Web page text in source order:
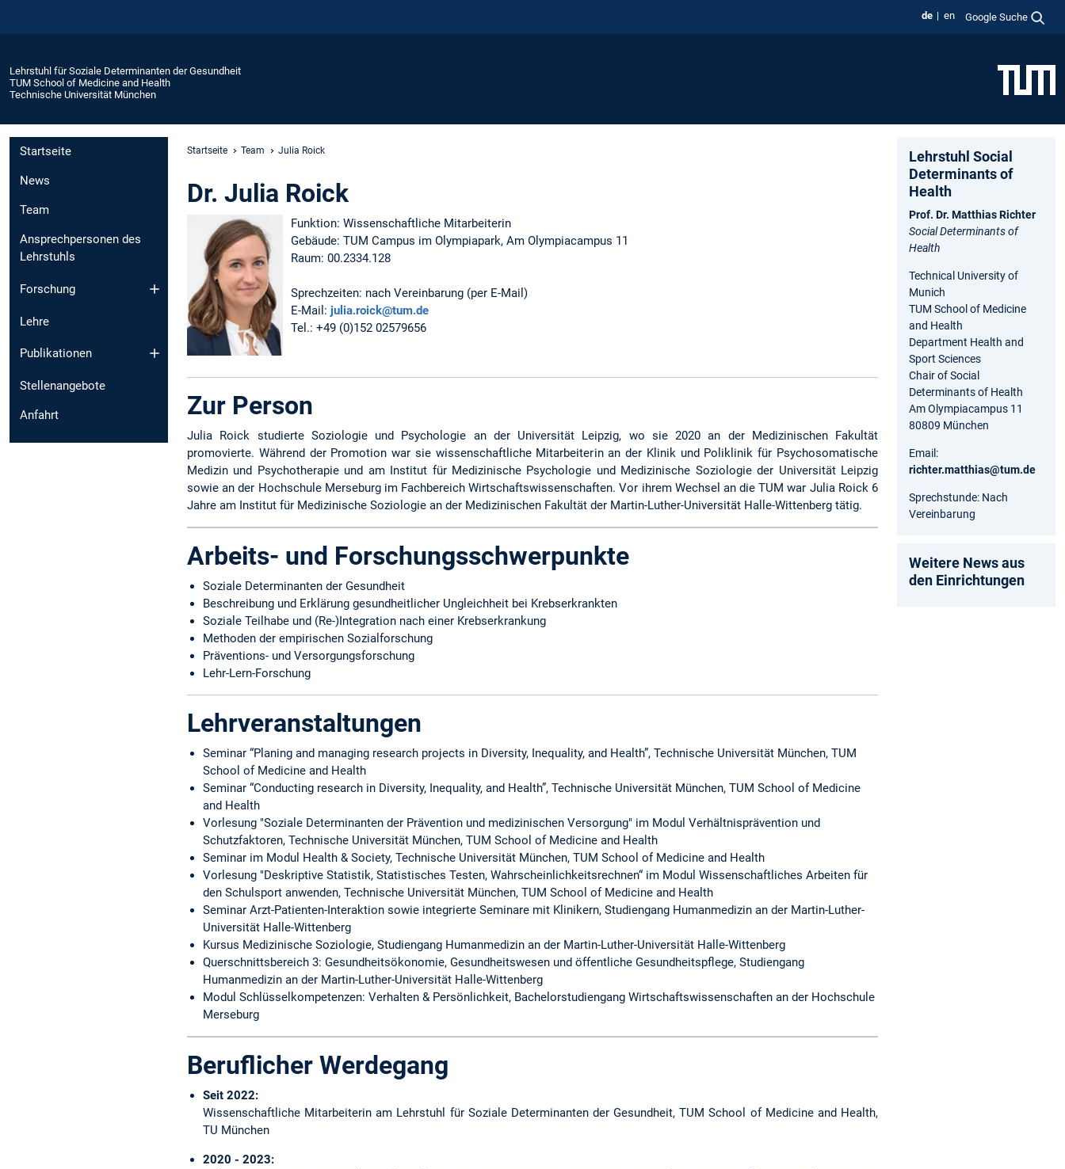
de en Google Suche
Lehrstuhl für Soziale Determinanten der Gesundheit
TUM School of Medicine and Health
Technische Universität München
Startseite
News
Team
Ansprechpersonen des
Lehrstuhls
Forschung
Lehre
Publikationen
Stellenangebote
Anfahrt
Startseite Team Julia Roick
Dr. Julia Roick
Funktion: Wissenschaftliche Mitarbeiterin
Gebäude: TUM Campus im Olympiapark, Am Olympiacampus 11
Raum: 00.2334.128
Sprechzeiten: nach Vereinbarung (per E-Mail)
E-Mail: julia.roick@tum.de
Tel.: +49 (0)152 02579656
Zur Person
Julia Roick studierte Soziologie und Psychologie an der Universität Leipzig, wo sie 2020 an der Medizinischen Fakultät
promovierte. Während der Promotion war sie wissenschaftliche Mitarbeiterin an der Klinik und Poliklinik für Psychosomatische
Medizin und Psychotherapie und am Institut für Medizinische Psychologie und Medizinische Soziologie der Universität Leipzig
sowie an der Hochschule Merseburg im Fachbereich Wirtschaftswissenschaften. Vor ihrem Wechsel an die TUM war Julia Roick 6
Jahre am Institut für Medizinische Soziologie an der Medizinischen Fakultät der Martin-Luther-Universität Halle-Wittenberg tätig.
Arbeits- und Forschungsschwerpunkte
Soziale Determinanten der Gesundheit
Beschreibung und Erklärung gesundheitlicher Ungleichheit bei Krebserkrankten
Soziale Teilhabe und (Re-)Integration nach einer Krebserkrankung
Methoden der empirischen Sozialforschung
Präventions- und Versorgungsforschung
Lehr-Lern-Forschung
Lehrveranstaltungen
Seminar “Planing and managing research projects in Diversity, Inequality, and Health”, Technische Universität München, TUM
School of Medicine and Health
Seminar “Conducting research in Diversity, Inequality, and Health”, Technische Universität München, TUM School of Medicine
and Health
Vorlesung "Soziale Determinanten der Prävention und medizinischen Versorgung" im Modul Verhältnisprävention und
Schutzfaktoren, Technische Universität München, TUM School of Medicine and Health
Seminar im Modul Health & Society, Technische Universität München, TUM School of Medicine and Health
Vorlesung "Deskriptive Statistik, Statistisches Testen, Wahrscheinlichkeitsrechnen“ im Modul Wissenschaftliches Arbeiten für
den Schulsport anwenden, Technische Universität München, TUM School of Medicine and Health
Seminar Arzt-Patienten-Interaktion sowie integrierte Seminare mit Klinikern, Studiengang Humanmedizin an der Martin-Luther-
Universität Halle-Wittenberg
Kursus Medizinische Soziologie, Studiengang Humanmedizin an der Martin-Luther-Universität Halle-Wittenberg
Querschnittsbereich 3: Gesundheitsökonomie, Gesundheitswesen und öffentliche Gesundheitspflege, Studiengang
Humanmedizin an der Martin-Luther-Universität Halle-Wittenberg
Modul Schlüsselkompetenzen: Verhalten & Persönlichkeit, Bachelorstudiengang Wirtschaftswissenschaften an der Hochschule
Merseburg
Beruflicher Werdegang
Seit 2022:
Wissenschaftliche Mitarbeiterin am Lehrstuhl für Soziale Determinanten der Gesundheit, TUM School of Medicine and Health,
TU München
2020 - 2023:
Lehrstuhl Social
Determinants of
Health
Prof. Dr. Matthias Richter
Social Determinants of
Health
Technical University of
Munich
TUM School of Medicine
and Health
Department Health and
Sport Sciences
Chair of Social
Determinants of Health
Am Olympiacampus 11
80809 München
Email:
richter.matthias@tum.de
Sprechstunde: Nach
Vereinbarung
Weitere News aus
den Einrichtungen